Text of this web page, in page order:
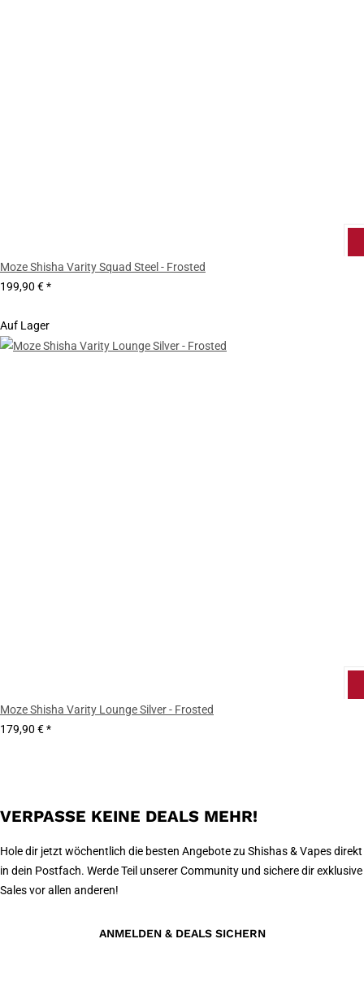
Moze Shisha Varity Squad Steel - Frosted
199,90 €*
Auf Lager
Moze Shisha Varity Lounge Silver - Frosted
179,90 €*
VERPASSE KEINE DEALS MEHR!
Hole dir jetzt wöchentlich die besten Angebote zu Shishas & Vapes direkt
in dein Postfach. Werde Teil unserer Community und sichere dir exklusive
Sales vor allen anderen!
ANMELDEN & DEALS SICHERN